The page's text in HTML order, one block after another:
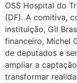
OSS Hospital do
(DF). A comitiva,
instituição, Gil
financeiro, Michel
de deputados e
ampliar a
transformar